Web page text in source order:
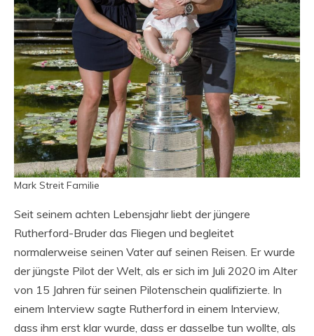
Mark Streit Familie
Seit seinem achten Lebensjahr liebt der jüngere
Rutherford-Bruder das Fliegen und begleitet
normalerweise seinen Vater auf seinen Reisen. Er wurde
der jüngste Pilot der Welt, als er sich im Juli 2020 im Alter
von 15 Jahren für seinen Pilotenschein qualifizierte. In
einem Interview sagte Rutherford in einem Interview,
dass ihm erst klar wurde, dass er dasselbe tun wollte, als